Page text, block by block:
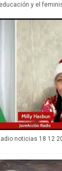
y el
noticias 18 12